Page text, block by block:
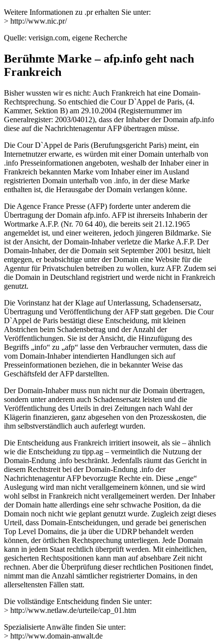
Weitere Informationen zu .pr erhalten Sie unter:
> http://www.nic.pr/
Quelle: verisign.com, eigene Recherche
Berühmte Marke – afp.info geht nach
Frankreich
Bisher wussten wir es nicht: Auch Frankreich hat eine Domain-
Rechtsprechung. So entschied die Cour D`Appel de Paris, (4.
Kammer, Sektion B) am 29.10.2004 (Registernummer im
Generalregister: 2003/04012), dass der Inhaber der Domain afp.info
diese auf die Nachrichtenagentur AFP übertragen müsse.
Die Cour D`Appel de Paris (Berufungsgericht Paris) meint, ein
Internetnutzer erwarte, es würden mit einer Domain unterhalb von
.info Presseinformationen angeboten, weshalb der Inhaber einer in
Frankreich bekannten Marke vom Inhaber einer im Ausland
registrierten Domain unterhalb von .info, in der diese Marke
enthalten ist, die Herausgabe der Domain verlangen könne.
Die Agence France Presse (AFP) forderte unter anderem die
Übertragung der Domain afp.info. AFP ist ihrerseits Inhaberin der
Wortmarke A.F.P. (Nr. 70 64 40), die bereits seit 21.12.1965
angemeldet ist, und einer weiteren, jedoch jüngeren Bildmarke. Sie
ist der Ansicht, der Domain-Inhaber verletze die Marke A.F.P. Der
Domain-Inhaber, der die Domain seit September 2001 besitzt, hielt
entgegen, er beabsichtige unter der Domain eine Website für die
Agentur für Privatschulen betreiben zu wollen, kurz AFP. Zudem sei
die Domain in Deutschland registriert und werde nicht in Frankreich
genutzt.
Die Vorinstanz hat der Klage auf Unterlassung, Schadensersatz,
Übertragung und Veröffentlichung der AFP statt gegeben. Die Cour
D`Appel de Paris bestätigt diese Entscheidung, mit kleinen
Abstrichen beim Schadensbetrag und der Anzahl der
Veröffentlichungen. Sie ist der Ansicht, die Hinzufügung des
Begriffs „info“ zu „afp“ lasse den Verbraucher vermuten, dass die
vom Domain-Inhaber intendierten Handlungen sich auf
Presseinformationen beziehen, die in bekannter Weise das
Geschäftsfeld der AFP darstellten.
Der Domain-Inhaber muss nun nicht nur die Domain übertragen,
sondern unter anderem auch Schadensersatz leisten und die
Veröffentlichung des Urteils in drei Zeitungen nach Wahl der
Klägerin finanzieren, ganz abgesehen von den Prozesskosten, die
ihm selbstverständlich auch auferlegt wurden.
Die Entscheidung aus Frankreich irritiert insoweit, als sie – ähnlich
wie die Entscheidung zu tipp.ag – vermeintlich die Nutzung der
Domain-Endung .info beschränkt. Jedenfalls räumt das Gericht in
diesem Rechtstreit bei der Domain-Endung .info der
Nachrichtenagentur AFP bevorzugte Rechte ein. Diese „enge“
Auslegung wird man nicht verallgemeinern können, und sie wird
wohl selbst in Frankreich nicht verallgemeinert werden. Der Inhaber
der Domain hatte allerdings eine sehr schwache Position, da die
Domain noch nicht wie geplant genutzt wurde. Zugleich zeigt dieses
Urteil, dass Domain-Entscheidungen, und gerade bei generischen
Top Level Domains, die ja über die UDRP behandelt werden
können, der örtlichen Rechtsprechung unterliegen. Jede Domain
kann in jedem Staat rechtlich überprüft werden. Mit einheitlichen,
gesicherten Rechtspositionen kann man auf absehbare Zeit nicht
rechnen. Aber die Überprüfung dieser rechtlichen Positionen findet,
nimmt man die Anzahl sämtlicher registrierter Domains, in den
allerseltensten Fällen statt.
Die vollständige Entscheidung finden Sie unter:
> http://www.netlaw.de/urteile/cap_01.htm
Spezialisierte Anwälte finden Sie unter:
> http://www.domain-anwalt.de